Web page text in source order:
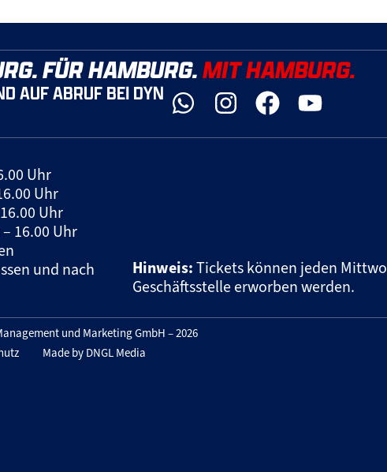
FÜR HAMBURG.MIT HAMBURG.
AUF ABRUF BEI DYN
Uhr
Uhr
Uhr
16.00 Uhr
und nach
Hinweis: Tickets können jeden
Geschäftsstelle erworben werden.
und Marketing GmbH – 2026
Made by DNGL Media